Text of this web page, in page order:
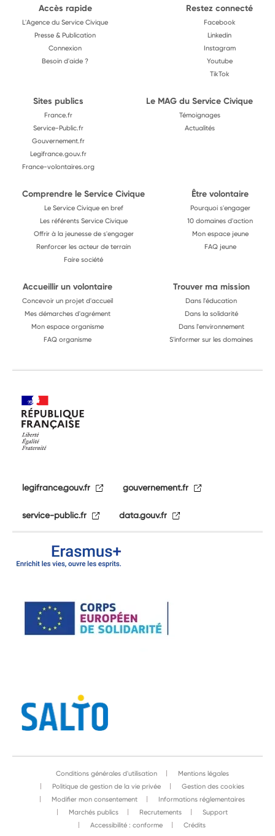
Accès rapide
L'Agence du Service Civique
Presse & Publication
Connexion
Besoin d'aide ?
Restez connecté
Facebook
Linkedin
Instagram
Youtube
TikTok
Sites publics
France.fr
Service-Public.fr
Gouvernement.fr
Legifrance.gouv.fr
France-volontaires.org
Le MAG du Service Civique
Témoignages
Actualités
Comprendre le Service Civique
Le Service Civique en bref
Les référents Service Civique
Offrir à la jeunesse de s'engager
Renforcer les acteur de terrain
Faire société
Être volontaire
Pourquoi s'engager
10 domaines d'action
Mon espace jeune
FAQ jeune
Accueillir un volontaire
Concevoir un projet d'accueil
Mes démarches d'agrément
Mon espace organisme
FAQ organisme
Trouver ma mission
Dans l'éducation
Dans la solidarité
Dans l'environnement
S'informer sur les domaines
legifrance.gouv.fr gouvernement.fr
service-public.fr data.gouv.fr
Conditions générales d'utilisation
Mentions légales
Politique de gestion de la vie privée
Gestion des cookies
Modifier mon consentement
Informations réglementaires
Marchés publics
Recrutements
Support
Accessibilité : conforme
Crédits